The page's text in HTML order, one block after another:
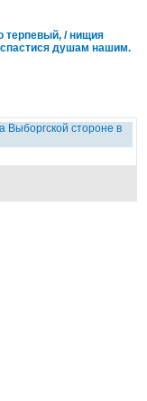
терпевый, / нищия
душам нашим.
стороне в